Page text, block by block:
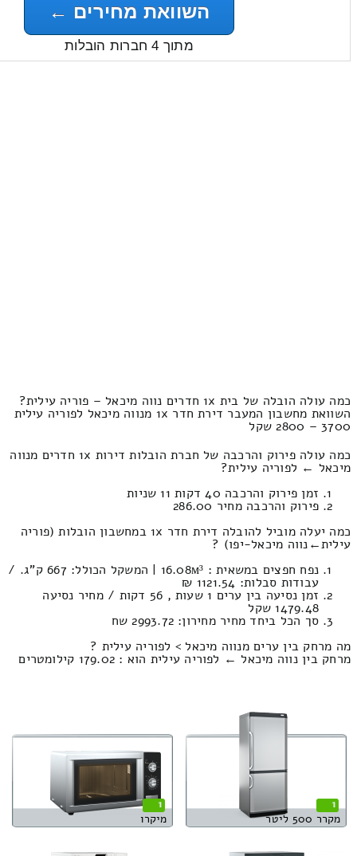
השוואת מחירים ←
מתוך 4 חברות הובלות
כמה עולה הובלה של בית 1x חדרים נווה מיכאל – פוריה עילית?
השוואת מחשבון המעבר דירת חדר 1x מנווה מיכאל לפוריה עילית
3700 – 2800 שקל
כמה עולה פירוק והרכבה של חברת הובלות דירות 1x חדרים מנווה
מיכאל ← לפוריה עילית?
זמן פירוק והרכבה 40 דקות 11 שניות
פירוק והרכבה מחיר 286.00
כמה יעלה מוביל להובלה דירת חדר 1x במחשבון הובלות (פוריה
עילית‎←‏נווה מיכאל-יפו) ?
נפח חפצים במשאית : 16.08м³ | המשקל הכולל: 667 ק”ג. /
עבודות סבלות: 1121.54 ₪
זמן נסיעה בין ערים 1 שעות , 56 דקות / מחיר נסיעה
1479.48 שקל
סך הכל ביחד מחיר מחירון: 2993.72 שח
מה מרחק בין ערים מנווה מיכאל > לפוריה עילית ?
מרחק בין נווה מיכאל ← לפוריה עילית הוא : 179.02 קילומטרים
1
מקרר 500 ליטר
1
מיקרו